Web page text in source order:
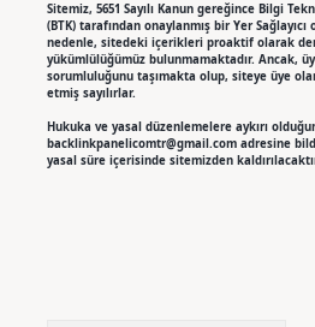
Sitemiz, 5651 Sayılı Kanun gereğince Bilgi
(BTK) tarafından onaylanmış bir Yer
nedenle, sitedeki içerikleri proaktif olarak
yükümlülüğümüz bulunmamaktadır. Ancak,
sorumluluğunu taşımakta olup, siteye üye
etmiş sayılırlar.
Hukuka ve yasal düzenlemelere aykırı
backlinkpanelicomtr@gmail.comadresine
yasal süre içerisinde sitemizden